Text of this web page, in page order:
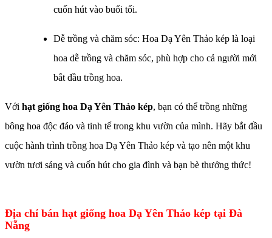
cuốn hút vào buổi tối.
Dễ trồng và chăm sóc: Hoa Dạ Yên Thảo kép là loại
hoa dễ trồng và chăm sóc, phù hợp cho cả người mới
bắt đầu trồng hoa.
Với hạt giống hoa Dạ Yên Thảo kép, bạn có thể trồng những
bông hoa độc đáo và tinh tế trong khu vườn của mình. Hãy bắt đầu
cuộc hành trình trồng hoa Dạ Yên Thảo kép và tạo nên một khu
vườn tươi sáng và cuốn hút cho gia đình và bạn bè thưởng thức!
Địa chỉ bán hạt giống hoa Dạ Yên Thảo kép tại Đà
Nẵng